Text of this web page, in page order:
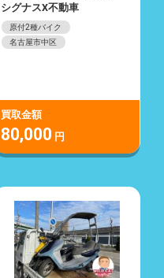
シグナスX不動車
原付2種バイク
名古屋市中区
買取金額
80,000 円